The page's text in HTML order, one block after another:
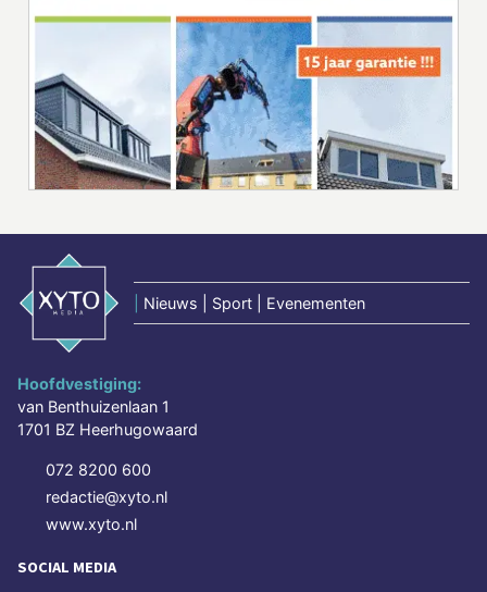
Nieuws | Sport | Evenementen
Hoofdvestiging:
van Benthuizenlaan 1
1701 BZ Heerhugowaard
072 8200 600
redactie@xyto.nl
www.xyto.nl
SOCIAL MEDIA